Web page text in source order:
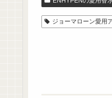
ジョーマローン愛用